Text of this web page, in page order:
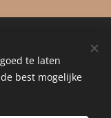
te laten
best mogelijke